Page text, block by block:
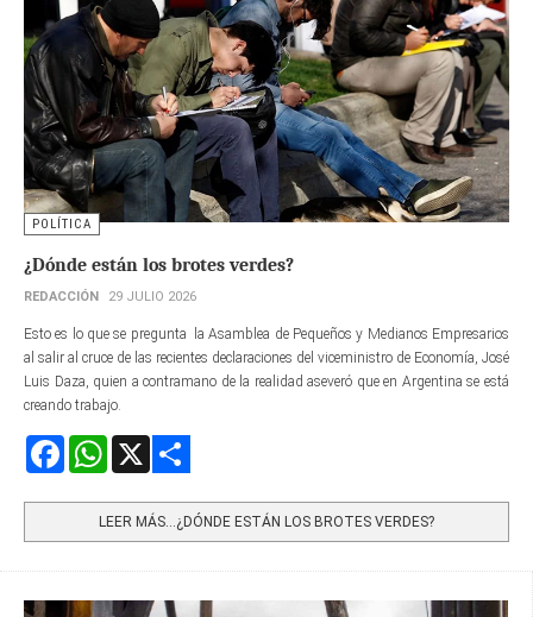
POLÍTICA
¿Dónde están los brotes verdes?
REDACCIÓN 29 JULIO 2026
Esto es lo que se pregunta la Asamblea de Pequeños y Medianos Empresarios
al salir al cruce de las recientes declaraciones del viceministro de Economía, José
Luis Daza, quien a contramano de la realidad aseveró que en Argentina se está
creando trabajo.
FacebookWhatsApp
LEER MÁS…¿DÓNDE ESTÁN LOS BROTES VERDES?